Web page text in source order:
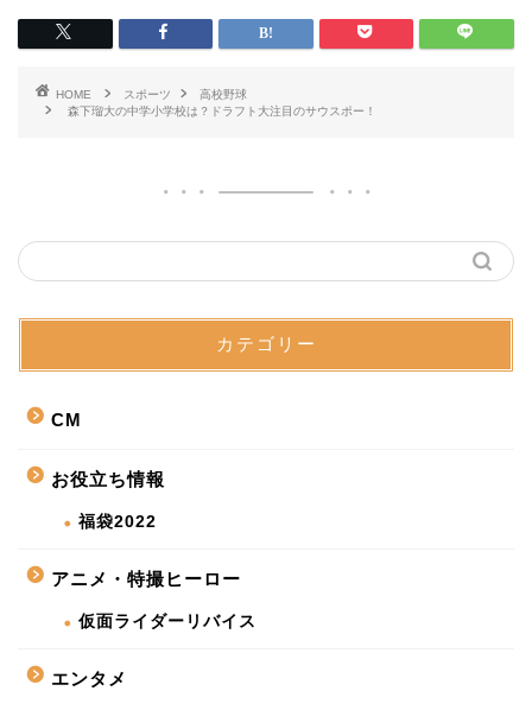
HOME スポーツ
高校野球
森下瑠大の中学小学校は？ドラフト大注目のサウスポー！
カテゴリー
CM
お役立ち情報
福袋2022
アニメ・特撮ヒーロー
仮面ライダーリバイス
エンタメ